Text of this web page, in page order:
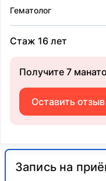
Гематолог
Стаж 16 лет
Получите 7
Оставить отзыв
Запись на